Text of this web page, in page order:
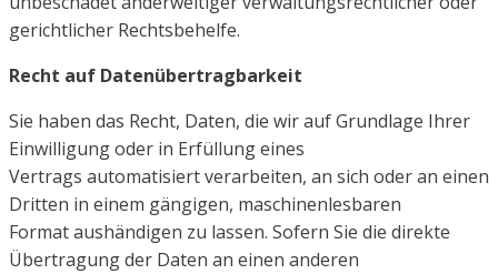
gerichtlicher Rechtsbehelfe.
Recht auf Datenübertragbarkeit
Sie haben das Recht, Daten, die wir auf Grundlage Ihrer
Einwilligung oder in Erfüllung eines
Vertrags automatisiert verarbeiten, an sich oder an einen
Dritten in einem gängigen, maschinenlesbaren
Formataushändigen zu lassen. Sofern Sie die direkte
Übertragung der Daten an einen anderen